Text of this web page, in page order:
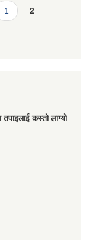
1 2
कस्तो लाग्यो